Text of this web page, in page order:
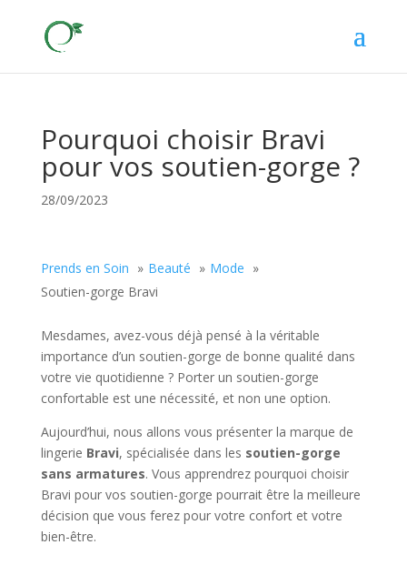
Pourquoi choisir Bravi
pour vos soutien-gorge ?
28/09/2023
Prends en Soin Beauté
Mode
Soutien-gorge Bravi
Mesdames, avez-vous déjà pensé à la véritable
importance d’un soutien-gorge de bonne qualité dans
votre vie quotidienne ? Porter un soutien-gorge
confortable est une nécessité, et non une option.
Aujourd’hui, nous allons vous présenter la marque de
lingerie Bravi, spécialisée dans les soutien-gorge
sans armatures. Vous apprendrez pourquoi choisir
Bravi pour vos soutien-gorge pourrait être la meilleure
décision que vous ferez pour votre confort et votre
bien-être.